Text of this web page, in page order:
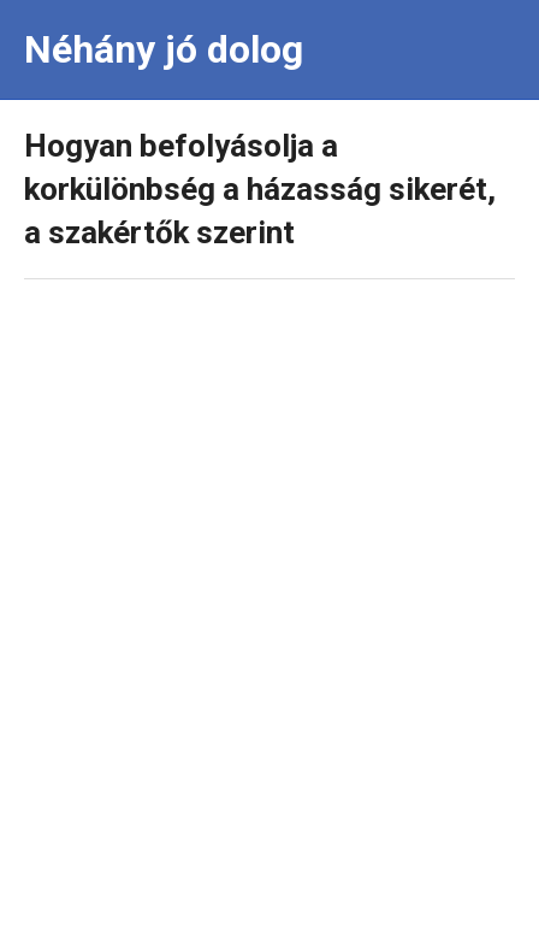
Néhány jó dolog
Hogyan befolyásolja a
korkülönbség a házasság sikerét,
a szakértők szerint